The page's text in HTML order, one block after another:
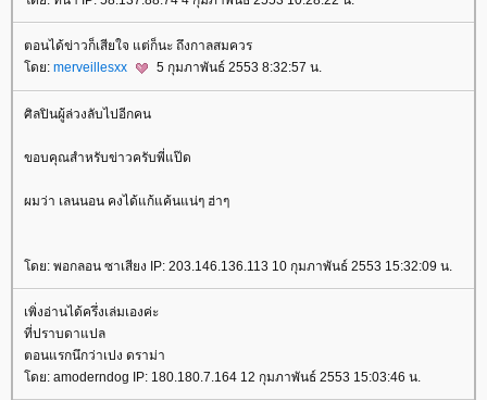
ตอนได้ข่าวก็เสียใจ แต่ก็นะ ถึงกาลสมควร
ดย: merveillesxx 5 กุมภาพันธ์ 2553 8:32:57 น.
ศิลปินผู้ล่วงลับไปอีกคน
ขอบคุณสำหรับข่าวครับพี่แป๊ด
ผมว่า เลนนอน คงได้แก้แค้นแน่ๆ ฮ่าๆ
ดย: พอกลอน ซาเสียง IP: 203.146.136.113 10 กุมภาพันธ์ 2553 15:32:09 น.
เพิ่งอ่านได้ครึ่งเล่มเองค่ะ
ที่ปราบดาแปล
ตอนแรกนึกว่าเปง ดราม่า
ดย: amoderndog IP: 180.180.7.164 12 กุมภาพันธ์ 2553 15:03:46 น.